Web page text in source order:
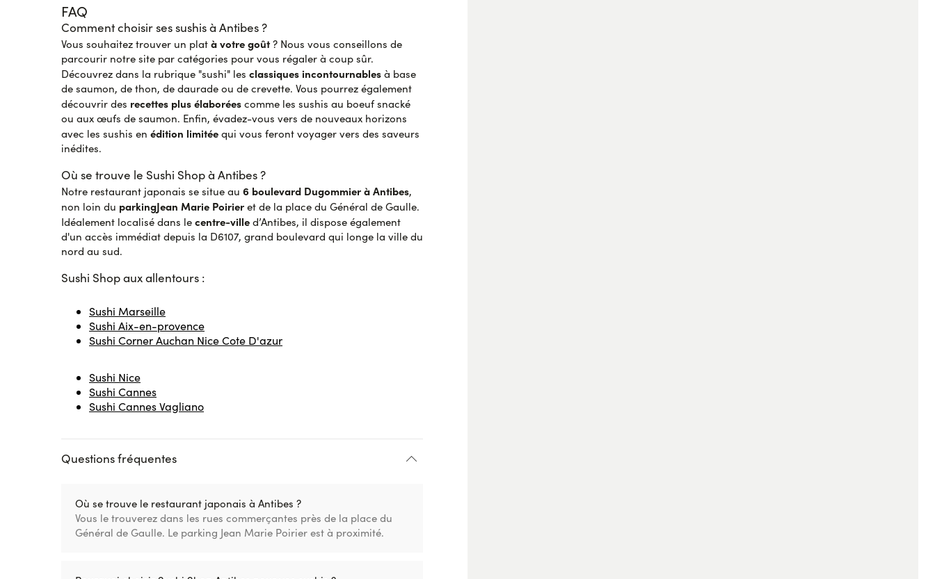
FAQ
Comment choisir ses sushis à Antibes ?
Vous souhaitez trouver un plat à votre goût? Nous vous conseillons de
parcourir notre site par catégories pour vous régaler à coup sûr.
Découvrez dans la rubrique "sushi" les classiques incontournables à base
de saumon, de thon, de daurade ou de crevette. Vous pourrez également
découvrir des recettes plus élaborées comme les sushis au boeuf snacké
ou aux œufs de saumon. Enfin, évadez-vous vers de nouveaux horizons
avec les sushis en édition limitée qui vous feront voyager vers des saveurs
inédites.
Où se trouve le Sushi Shop à Antibes ?
Notre restaurant japonais se situe au 6 boulevard Dugommier à Antibes,
non loin du parkingJean Marie Poirier et de la place du Général de Gaulle.
Idéalement localisé dans le centre-ville d’Antibes, il dispose également
d'un accès immédiat depuis la D6107, grand boulevard qui longe la ville du
nord au sud.
Sushi Shop aux allentours :
Sushi Marseille
Sushi Aix-en-provence
Sushi Corner Auchan Nice Cote D'azur
Sushi Nice
Sushi Cannes
Sushi Cannes Vagliano
Questions fréquentes
Où se trouve le restaurant japonais à Antibes ?
Vous le trouverez dans les rues commerçantes près de la place du
Général de Gaulle. Le parking Jean Marie Poirier est à proximité.